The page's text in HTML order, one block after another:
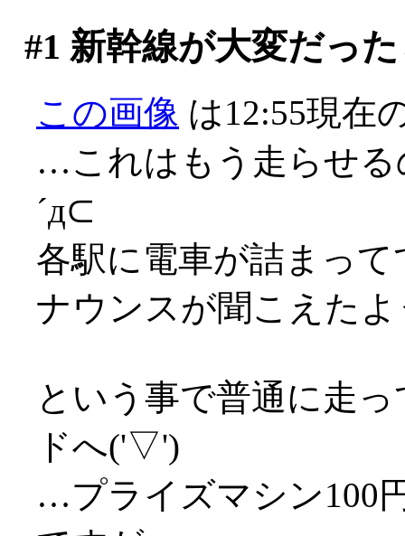
#1 新幹線が大変だっ
この画像 は12:55現在
…これはもう走らせる
´д⊂
各駅に電車が詰まっ
ナウンスが聞こえた
という事で普通に走
ドへ('▽')
…プライズマシン100